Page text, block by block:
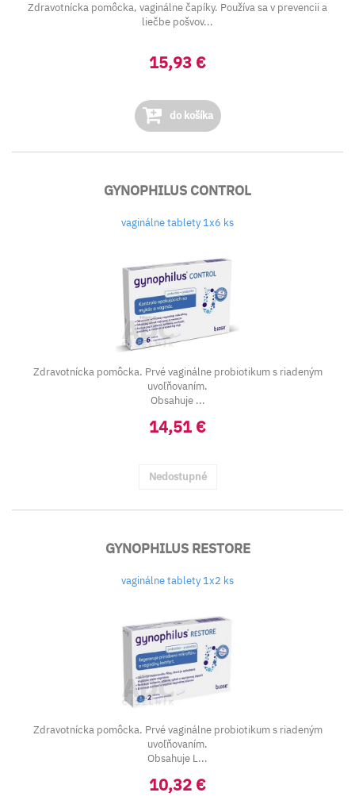
Zdravotnícka pomôcka, vaginálne čapíky. Používa sa v prevencii a
liečbe pošvov...
15,93 €
do košíka
GYNOPHILUS CONTROL
vaginálne tablety 1x6 ks
Zdravotnícka pomôcka. Prvé vaginálne probiotikum s riadeným
uvoľňovaním.
Obsahuje ...
14,51 €
Nedostupné
GYNOPHILUS RESTORE
vaginálne tablety 1x2 ks
Zdravotnícka pomôcka. Prvé vaginálne probiotikum s riadeným
uvoľňovaním.
Obsahuje L...
10,32 €